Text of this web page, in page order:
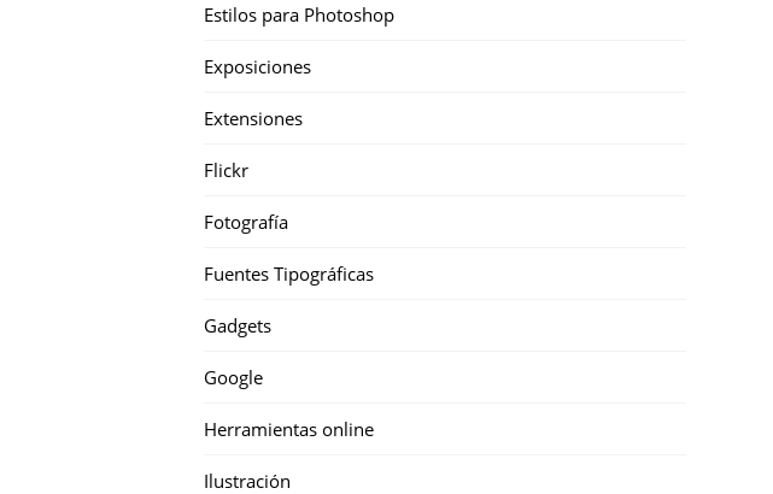
Estilos para Photoshop
Exposiciones
Extensiones
Flickr
Fotografía
Fuentes Tipográficas
Gadgets
Google
Herramientas online
Ilustración